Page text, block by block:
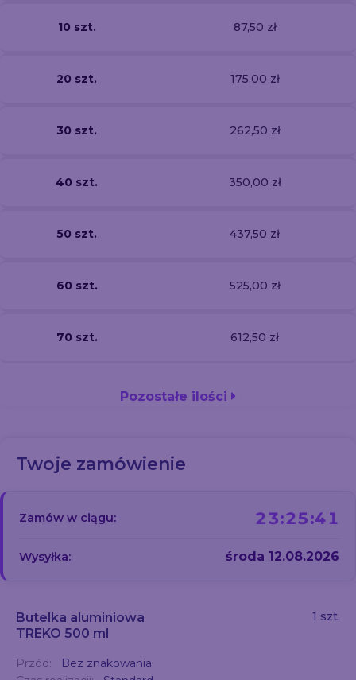
10 szt. 87,50 zł
20 szt. 175,00 zł
30 szt. 262,50 zł
40 szt. 350,00 zł
50 szt. 437,50 zł
60 szt. 525,00 zł
70 szt. 612,50 zł
Pozostałe ilości
Twoje zamówienie
Zamów w ciągu: 23:25:40
Wysyłka: środa 12.08.2026
Butelka aluminiowa
TREKO 500 ml
1 szt.
Przód:
Bez znakowania